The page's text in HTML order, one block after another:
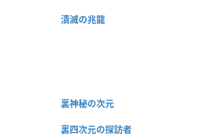
潰滅の兆龍
裏神秘の次元
裏四次元の探訪者